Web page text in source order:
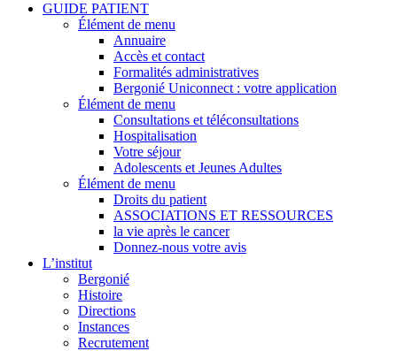
GUIDE PATIENT
Élément de menu
Annuaire
Accès et contact
Formalités administratives
Bergonié Uniconnect : votre application
Élément de menu
Consultations et téléconsultations
Hospitalisation
Votre séjour
Adolescents et Jeunes Adultes
Élément de menu
Droits du patient
ASSOCIATIONS ET RESSOURCES
la vie après le cancer
Donnez-nous votre avis
L’institut
Bergonié
Histoire
Directions
Instances
Recrutement